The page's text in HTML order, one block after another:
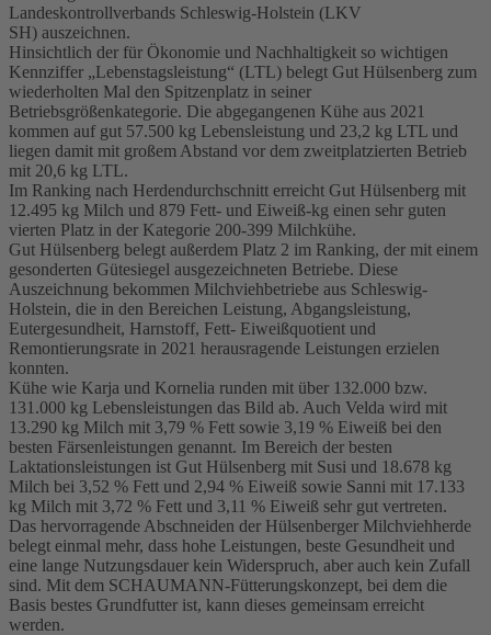
Landeskontrollverbands Schleswig-Holstein (LKV
SH) auszeichnen.
Hinsichtlich der für Ökonomie und Nachhaltigkeit so wichtigen
Kennziffer „Lebenstagsleistung“ (LTL) belegt Gut Hülsenberg zum
wiederholten Mal den Spitzenplatz in seiner
Betriebsgrößenkategorie. Die abgegangenen Kühe aus 2021
kommen auf gut 57.500 kg Lebensleistung und 23,2 kg LTL und
liegen damit mit großem Abstand vor dem zweitplatzierten Betrieb
mit 20,6 kg LTL.
Im Ranking nach Herdendurchschnitt erreicht Gut Hülsenberg mit
12.495 kg Milch und 879 Fett- und Eiweiß-kg einen sehr guten
vierten Platz in der Kategorie 200-399 Milchkühe.
Gut Hülsenberg belegt außerdem Platz 2 im Ranking, der mit einem
gesonderten Gütesiegel ausgezeichneten Betriebe. Diese
Auszeichnung bekommen Milchviehbetriebe aus Schleswig-
Holstein, die in den Bereichen Leistung, Abgangsleistung,
Eutergesundheit, Harnstoff, Fett- Eiweißquotient und
Remontierungsrate in 2021 herausragende Leistungen erzielen
konnten.
Kühe wie Karja und Kornelia runden mit über 132.000 bzw.
131.000 kg Lebensleistungen das Bild ab. Auch Velda wird mit
13.290 kg Milch mit 3,79 % Fett sowie 3,19 % Eiweiß bei den
besten Färsenleistungen genannt. Im Bereich der besten
Laktationsleistungen ist Gut Hülsenberg mit Susi und 18.678 kg
Milch bei 3,52 % Fett und 2,94 % Eiweiß sowie Sanni mit 17.133
kg Milch mit 3,72 % Fett und 3,11 % Eiweiß sehr gut vertreten.
Das hervorragende Abschneiden der Hülsenberger Milchviehherde
belegt einmal mehr, dass hohe Leistungen, beste Gesundheit und
eine lange Nutzungsdauer kein Widerspruch, aber auch kein Zufall
sind. Mit dem SCHAUMANN-Fütterungskonzept, bei dem die
Basis bestes Grundfutter ist, kann dieses gemeinsam erreicht
werden.